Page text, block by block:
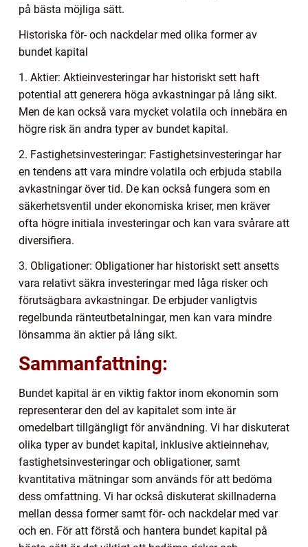
på bästa möjliga sätt.
Historiska för- och nackdelar med olika former av
bundet kapital
1. Aktier: Aktieinvesteringar har historiskt sett haft
potential att generera höga avkastningar på lång sikt.
Men de kan också vara mycket volatila och innebära en
högre risk än andra typer av bundet kapital.
2. Fastighetsinvesteringar: Fastighetsinvesteringar har
en tendens att vara mindre volatila och erbjuda stabila
avkastningar över tid. De kan också fungera som en
säkerhetsventil under ekonomiska kriser, men kräver
ofta högre initiala investeringar och kan vara svårare att
diversifiera.
3. Obligationer: Obligationer har historiskt sett ansetts
vara relativt säkra investeringar med låga risker och
förutsägbara avkastningar. De erbjuder vanligtvis
regelbunda ränteutbetalningar, men kan vara mindre
lönsamma än aktier på lång sikt.
Sammanfattning:
Bundet kapital är en viktig faktor inom ekonomin som
representerar den del av kapitalet som inte är
omedelbart tillgängligt för användning. Vi har diskuterat
olika typer av bundet kapital, inklusive aktieinnehav,
fastighetsinvesteringar och obligationer, samt
kvantitativa mätningar som används för att bedöma
dess omfattning. Vi har också diskuterat skillnaderna
mellan dessa former samt för- och nackdelar med var
och en. För att förstå och hantera bundet kapital på